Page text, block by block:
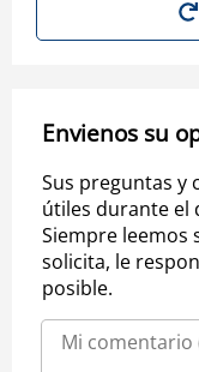
Envienos su
Sus preguntas y
útiles durante el
Siempre leemos
solicita, le
posible.